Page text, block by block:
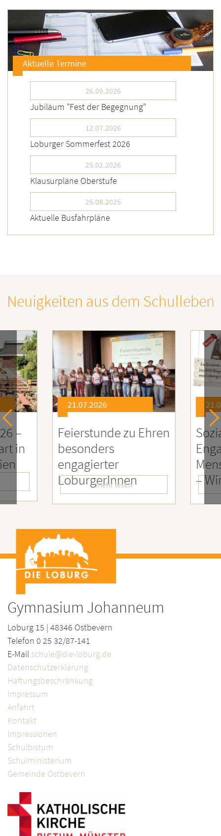
Aktuelle Termine
26.09.2026
Jubiläum "Fest der Begegnung"
12.07.2026
Loburger Sommerfest 2026
25.02.2026
Klausurpläne Oberstufe
25.08.2025
Aktuelle Busfahrpläne
Neuigkeiten aus dem Schulleben
–
in
21.07.2026
Feierstunde zu Ehren
besonders
engagierter
LoburgerInnen
mehr lesen
–
Gymnasium Johanneum
Loburg 15 | 48346 Ostbevern
Telefon 0 25 32/87-141
E-Mail schule@die-loburg.de
Datenschutzerklärung
Haftungsbeschränkung
Impressum
Anfahrt
Kontakt
Impressionen
Schulbistum
Schulministerium
Gemeinde Ostbevern